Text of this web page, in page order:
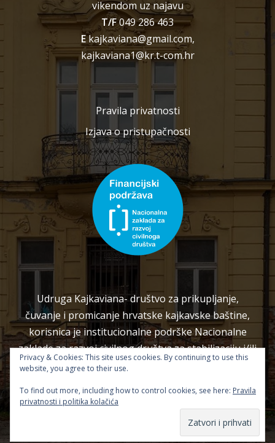
vikendom uz najavu
T/F049 286 463
Ekajkaviana@gmail.com,
kajkaviana1@kr.t-com.hr
Pravila privatnosti
Izjava o pristupačnosti
Udruga Kajkaviana- društvo za prikupljanje,
čuvanje i promicanje hrvatske kajkavske baštine,
korisnica je institucionalne podrške Nacionalne
zaklade za razvoj civilnog društva za stabilizaciju i/ili
razvoj udruge.
Copyright 2026 — Kajkaviana. Sva prava pridržana.
Privacy & Cookies: This site uses cookies. By continuing to use this
website, you agree to their use.
To find out more, including how to control cookies, see here: Pravila
privatnosti i politika kolačića